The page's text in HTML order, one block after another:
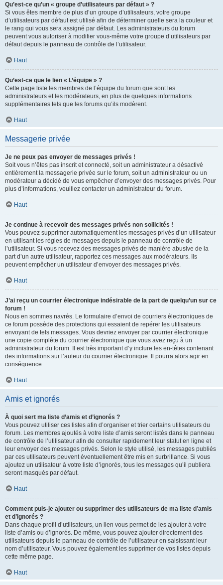
Qu’est-ce qu’un « groupe d’utilisateurs par défaut » ?
Si vous êtes membre de plus d’un groupe d’utilisateurs, votre groupe
d’utilisateurs par défaut est utilisé afin de déterminer quelle sera la couleur et
le rang qui vous sera assigné par défaut. Les administrateurs du forum
peuvent vous autoriser à modifier vous-même votre groupe d’utilisateurs par
défaut depuis le panneau de contrôle de l’utilisateur.
Haut
Qu’est-ce que le lien « L’équipe » ?
Cette page liste les membres de l’équipe du forum que sont les
administrateurs et les modérateurs, en plus de quelques informations
supplémentaires tels que les forums qu’ils modèrent.
Haut
Messagerie privée
Je ne peux pas envoyer de messages privés !
Soit vous n’êtes pas inscrit et connecté, soit un administrateur a désactivé
entièrement la messagerie privée sur le forum, soit un administrateur ou un
modérateur a décidé de vous empêcher d’envoyer des messages privés. Pour
plus d’informations, veuillez contacter un administrateur du forum.
Haut
Je continue à recevoir des messages privés non sollicités !
Vous pouvez supprimer automatiquement les messages privés d’un utilisateur
en utilisant les règles de messages depuis le panneau de contrôle de
l’utilisateur. Si vous recevez des messages privés de manière abusive de la
part d’un autre utilisateur, rapportez ces messages aux modérateurs. Ils
peuvent empêcher un utilisateur d’envoyer des messages privés.
Haut
J’ai reçu un courrier électronique indésirable de la part de quelqu’un sur ce
forum !
Nous en sommes navrés. Le formulaire d’envoi de courriers électroniques de
ce forum possède des protections qui essaient de repérer les utilisateurs
envoyant de tels messages. Vous devriez envoyer par courrier électronique
une copie complète du courrier électronique que vous avez reçu à un
administrateur du forum. Il est très important d’y inclure les en-têtes contenant
des informations sur l’auteur du courrier électronique. Il pourra alors agir en
conséquence.
Haut
Amis et ignorés
À quoi sert ma liste d’amis et d’ignorés ?
Vous pouvez utiliser ces listes afin d’organiser et trier certains utilisateurs du
forum. Les membres ajoutés à votre liste d’amis seront listés dans le panneau
de contrôle de l’utilisateur afin de consulter rapidement leur statut en ligne et
leur envoyer des messages privés. Selon le style utilisé, les messages publiés
par ces utilisateurs peuvent éventuellement être mis en surbrillance. Si vous
ajoutez un utilisateur à votre liste d’ignorés, tous les messages qu’il publiera
seront masqués par défaut.
Haut
Comment puis-je ajouter ou supprimer des utilisateurs de ma liste d’amis
et d’ignorés ?
Dans chaque profil d’utilisateurs, un lien vous permet de les ajouter à votre
liste d’amis ou d’ignorés. De même, vous pouvez ajouter directement des
utilisateurs depuis le panneau de contrôle de l’utilisateur en saisissant leur
nom d’utilisateur. Vous pouvez également les supprimer de vos listes depuis
cette même page.
Haut